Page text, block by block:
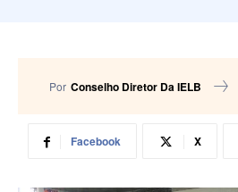
Por Conselho Diretor Da IELB
Facebook X